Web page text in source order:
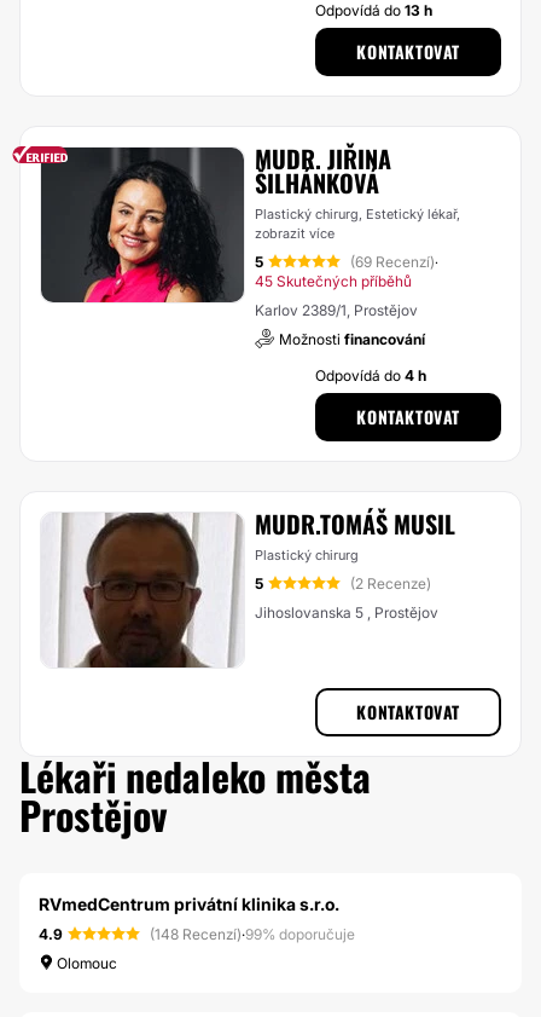
Odpovídá do13 h
KONTAKTOVAT
MUDR. JIŘINA
ŠILHÁNKOVÁ
Plastický chirurg, Estetický lékař,
zobrazit více
5 (69 Recenzí)·
45 Skutečných příběhů
Karlov 2389/1, Prostějov
Možnosti financování
Odpovídá do4 h
KONTAKTOVAT
MUDR.TOMÁŠ MUSIL
Plastický chirurg
5
(2 Recenze)
Jihoslovanska 5 , Prostějov
KONTAKTOVAT
Lékaři nedaleko města
Prostějov
RVmedCentrum privátní klinika s.r.o.
4.9 (148 Recenzí)·99% doporučuje
Olomouc